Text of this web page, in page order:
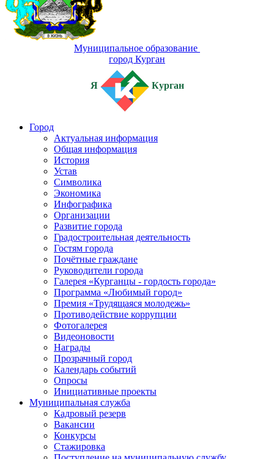
Муниципальное образование
город Курган
Я Курган
Город
Актуальная информация
Общая информация
История
Устав
Символика
Экономика
Инфографика
Организации
Развитие города
Градостроительная деятельность
Гостям города
Почётные граждане
Руководители города
Галерея «Курганцы - гордость города»
Программа «Любимый город»
Премия «Трудящаяся молодежь»
Противодействие коррупции
Фотогалерея
Видеоновости
Награды
Прозрачный город
Календарь событий
Опросы
Инициативные проекты
Муниципальная служба
Кадровый резерв
Вакансии
Конкурсы
Стажировка